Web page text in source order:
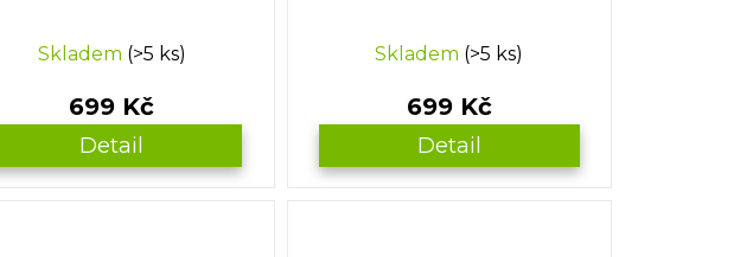
Skladem (>5 ks)
699 Kč
Detail
Skladem (>5 ks)
699 Kč
Detail